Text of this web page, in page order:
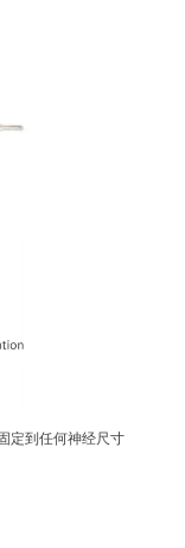
定到任何神经尺寸